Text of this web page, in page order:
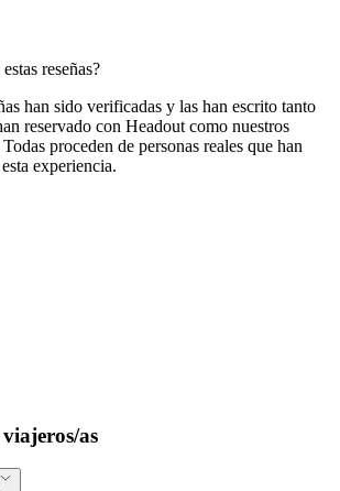
reseñas?
han sido verificadas y las han escrito tanto
reservado con Headout como nuestros
proceden de personas reales que han
experiencia.
viajeros/as